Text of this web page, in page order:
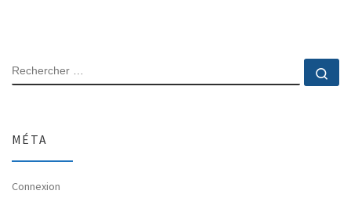
RECHERCHER
MÉTA
Connexion